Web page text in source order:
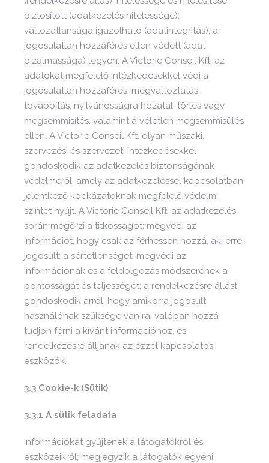
biztosított (adatkezelés hitelessége);
változatlansága igazolható (adatintegritás); a
jogosulatlan hozzáférés ellen védett (adat
bizalmassága) legyen. A Victorie Conseil Kft. az
adatokat megfelelő intézkedésekkel védi a
jogosulatlan hozzáférés, megváltoztatás,
továbbítás, nyilvánosságra hozatal, törlés vagy
megsemmisítés, valamint a véletlen megsemmisülés
ellen. A Victorie Conseil Kft. olyan műszaki,
szervezési és szervezeti intézkedésekkel
gondoskodik az adatkezelés biztonságának
védelméről, amely az adatkezeléssel kapcsolatban
jelentkező kockázatoknak megfelelő védelmi
szintet nyújt. A Victorie Conseil Kft. az adatkezelés
során megőrzi a titkosságot: megvédi az
információt, hogy csak az férhessen hozzá, aki erre
jogosult; a sértetlenséget: megvédi az
információnak és a feldolgozás módszerének a
pontosságát és teljességét; a rendelkezésre állást:
gondoskodik arról, hogy amikor a jogosult
használónak szüksége van rá, valóban hozzá
tudjon férni a kívánt információhoz, és
rendelkezésre álljanak az ezzel kapcsolatos
eszközök.
3.3 Cookie-k (Sütik)
3.3.1 A sütik feladata
információkat gyűjtenek a látogatókról és
eszközeikről; megjegyzik a látogatók egyéni